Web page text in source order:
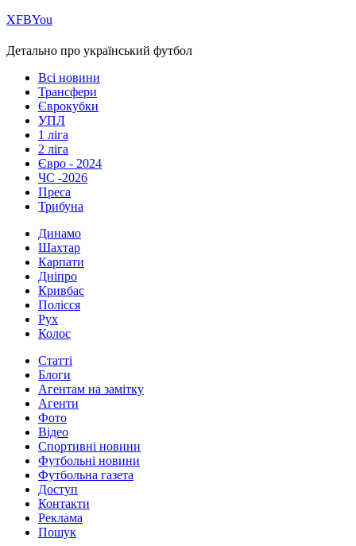
ХFBYou
Детально про український футбол
Всі новини
Трансфери
Єврокубки
УПЛ
1 ліга
2 ліга
Євро - 2024
ЧС -2026
Преса
Трибуна
Динамо
Шахтар
Карпати
Дніпро
Кривбас
Полісся
Рух
Колос
Статті
Блоги
Агентам на замітку
Агенти
Фото
Відео
Спортивні новини
Футбольні новини
Футбольна газета
Доступ
Контакти
Реклама
Пошук